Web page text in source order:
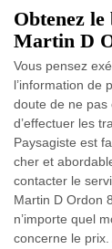
Obtenez le
Martin D
Vous pensez
l’information de
doute de ne pas
d’effectuer les
Paysagiste est
cher et
contacter le
Martin D Ordon
n’importe quel
concerne le prix.